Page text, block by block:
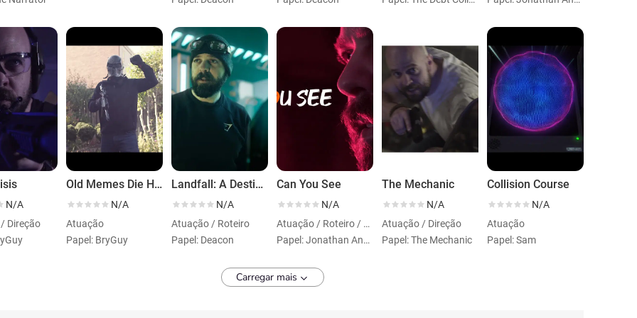
N/A
Direção
Old Memes Die Hard
N/A
Atuação
Papel: BryGuy
Landfall: A Destiny Story
N/A
Atuação / Roteiro
Papel: Deacon
Can You See
N/A
Atuação / Roteiro / Direção
Papel: Jonathan Anders
The Mechanic
N/A
Atuação / Direção
Papel: The Mechanic
Collision Course
N/A
Atuação
Papel: Sam
Carregar mais